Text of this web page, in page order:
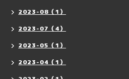
2023-08（1）
2023-07（4）
2023-05（1）
2023-04（1）